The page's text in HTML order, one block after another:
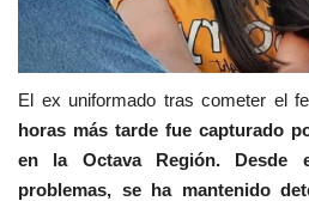
El ex uniformado tras cometer el
horas más tarde fue capturado
en la Octava Región. Desde
problemas, se ha mantenido